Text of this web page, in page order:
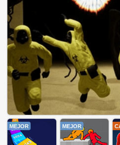
MEJOR MEJOR